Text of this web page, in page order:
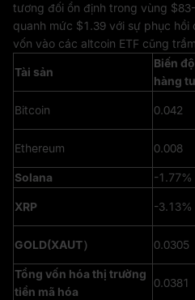
tương đối ổn định trong vùng
quanh mức $1.39 với sự phục hồi
vốn vào các altcoin ETF cũng
Tài sản
Biến
hàng
Bitcoin 0.042
Ethereum 0.008
Solana
-1.77%
XRP -3.13%
GOLD(XAUT） 0.0305
Tổng vốn hóa thị trường
tiền mã hóa
0.0381